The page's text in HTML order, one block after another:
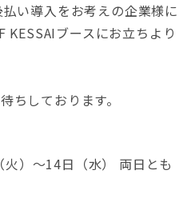
い導入をお考えの企業様に
KESSAIブースにお立ちより
ちしております。
）〜14日（水） 両日とも